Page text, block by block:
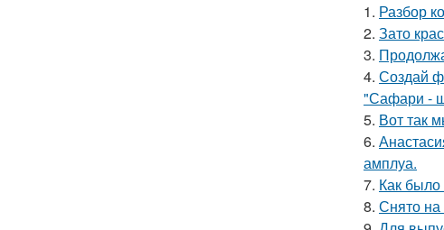
1. Разбор
2. Зато
3.
4. Создай
"Сафари -
5. Вот так
6.
амплуа.
7. Как
8. Снято на